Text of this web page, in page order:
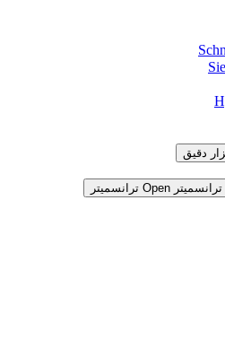
Open ترانسمیتر